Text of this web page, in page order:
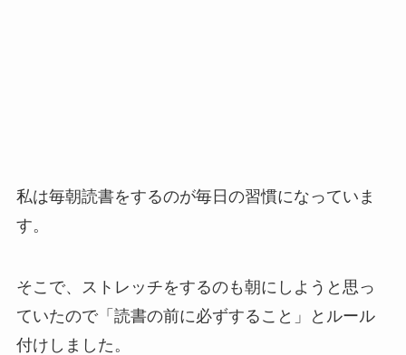
私は毎朝読書をするのが毎日の習慣になっていま
す。
そこで、ストレッチをするのも朝にしようと思っ
ていたので「読書の前に必ずすること」とルール
付けしました。